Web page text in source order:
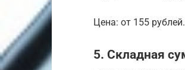
Цена: от 155 рублей.
5. Складная